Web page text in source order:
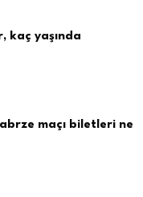
kaç yaşında
maçı biletleri ne